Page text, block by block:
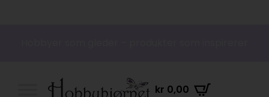
kr 0,00